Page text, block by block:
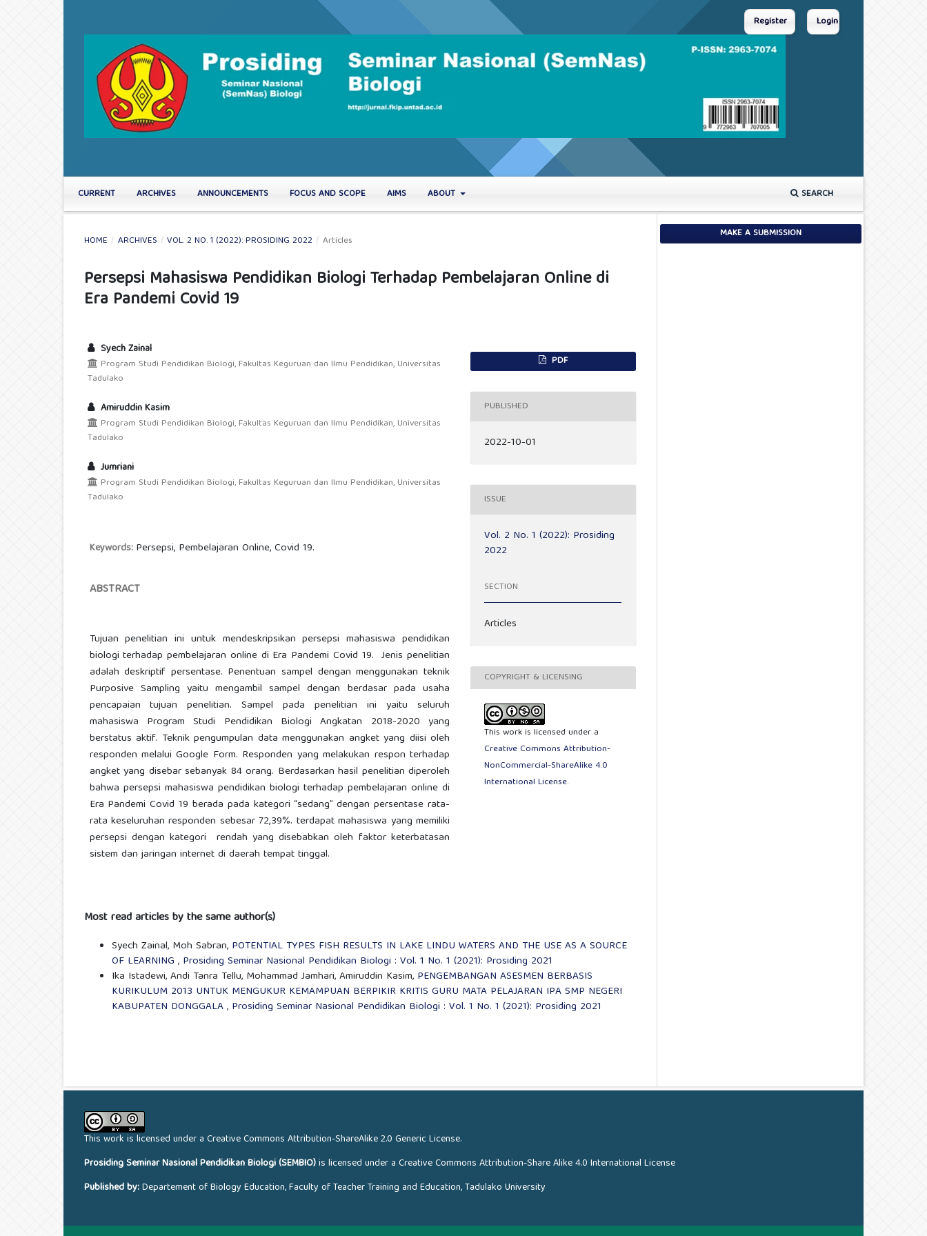
CURRENT ARCHIVES ANNOUNCEMENTS FOCUS AND SCOPE AIMS ABOUT SEARCH
Register Login
HOME / ARCHIVES / VOL. 2 NO. 1 (2022): PROSIDING 2022 / Articles
Persepsi Mahasiswa Pendidikan Biologi Terhadap Pembelajaran Online di
Era Pandemi Covid 19
Syech Zainal
Program Studi Pendidikan Biologi, Fakultas Keguruan dan Ilmu Pendidikan, Universitas
Tadulako
Amiruddin Kasim
Program Studi Pendidikan Biologi, Fakultas Keguruan dan Ilmu Pendidikan, Universitas
Tadulako
Jumriani
Program Studi Pendidikan Biologi, Fakultas Keguruan dan Ilmu Pendidikan, Universitas
Tadulako
Keywords: Persepsi, Pembelajaran Online, Covid 19.
ABSTRACT
Tujuan penelitian ini untuk mendeskripsikan persepsi mahasiswa pendidikan
biologi terhadap pembelajaran online di Era Pandemi Covid 19. Jenis penelitian
adalah deskriptif persentase. Penentuan sampel dengan menggunakan teknik
Purposive Sampling yaitu mengambil sampel dengan berdasar pada usaha
pencapaian tujuan penelitian. Sampel pada penelitian ini yaitu seluruh
mahasiswa Program Studi Pendidikan Biologi Angkatan 2018-2020 yang
berstatus aktif. Teknik pengumpulan data menggunakan angket yang diisi oleh
responden melalui Google Form. Responden yang melakukan respon terhadap
angket yang disebar sebanyak 84 orang. Berdasarkan hasil penelitian diperoleh
bahwa persepsi mahasiswa pendidikan biologi terhadap pembelajaran online di
Era Pandemi Covid 19 berada pada kategori “sedang” dengan persentase rata-
rata keseluruhan responden sebesar 72,39%. terdapat mahasiswa yang memiliki
persepsi dengan kategori rendah yang disebabkan oleh faktor keterbatasan
sistem dan jaringan internet di daerah tempat tinggal.
PDF
PUBLISHED
2022-10-01
ISSUE
Vol. 2 No. 1 (2022): Prosiding
2022
SECTION
Articles
COPYRIGHT & LICENSING
This work is licensed under a
Creative Commons Attribution-
NonCommercial-ShareAlike 4.0
International License.
Most read articles by the same author(s)
Syech Zainal, Moh Sabran, POTENTIAL TYPES FISH RESULTS IN LAKE LINDU WATERS AND THE USE AS A SOURCE
OF LEARNING , Prosiding Seminar Nasional Pendidikan Biologi : Vol. 1 No. 1 (2021): Prosiding 2021
Ika Istadewi, Andi Tanra Tellu, Mohammad Jamhari, Amiruddin Kasim, PENGEMBANGAN ASESMEN BERBASIS
KURIKULUM 2013 UNTUK MENGUKUR KEMAMPUAN BERPIKIR KRITIS GURU MATA PELAJARAN IPA SMP NEGERI
KABUPATEN DONGGALA, Prosiding Seminar Nasional Pendidikan Biologi : Vol. 1 No. 1 (2021): Prosiding 2021
MAKE A SUBMISSION
This work is licensed under a Creative Commons Attribution-ShareAlike 2.0 Generic License.
Prosiding Seminar Nasional Pendidikan Biologi (SEMBIO)is licensed under a Creative Commons Attribution-Share Alike 4.0 International License
Published by:Departement of Biology Education, Faculty of Teacher Training and Education, Tadulako University